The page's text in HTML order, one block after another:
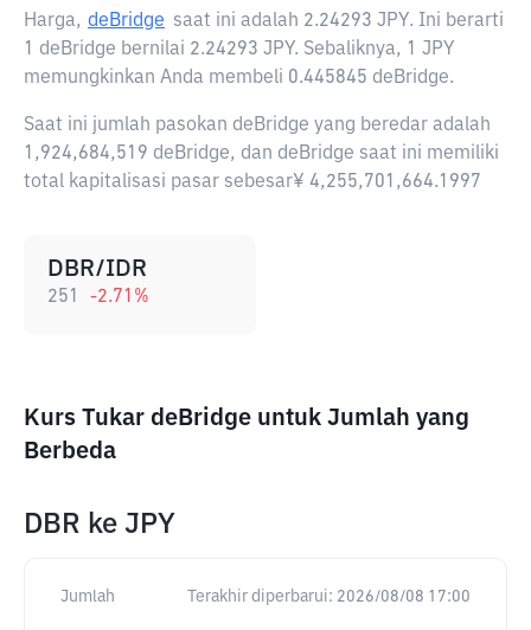
Harga, deBridge saat ini adalah 2.24293 JPY. Ini berarti
1 deBridge bernilai 2.24293 JPY. Sebaliknya, 1 JPY
memungkinkan Anda membeli 0.445845 deBridge.
Saat ini jumlah pasokan deBridge yang beredar adalah
1,924,684,519 deBridge, dan deBridge saat ini memiliki
total kapitalisasi pasar sebesar¥ 4,255,701,664.1997
DBR/IDR
251 -2.71 %
Kurs Tukar deBridge untuk Jumlah yang
Berbeda
DBR ke JPY
Jumlah Terakhir diperbarui: 2026/08/08 17:00